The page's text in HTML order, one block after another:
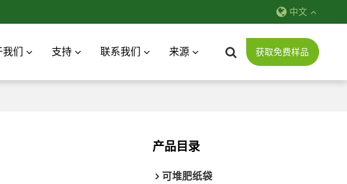
中文
我们 支持 联系我们 来源 获取免费样品
产品目录
可堆肥纸袋